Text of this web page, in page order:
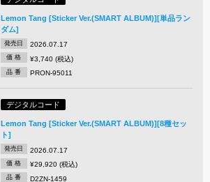
Lemon Tang [Sticker Ver.(SMART ALBUM)][単品ラン
ダム]
発売日 2026.07.17
価 格 ¥3,740 (税込)
品 番 PRON-95011
デジタルコード
Lemon Tang [Sticker Ver.(SMART ALBUM)][8種セッ
ト]
発売日 2026.07.17
価 格 ¥29,920 (税込)
品 番 D2ZN-1459